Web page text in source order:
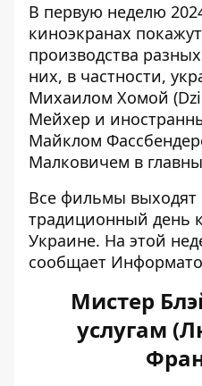
В первую неделю
киноэкранах
производства
них, в частности,
Михаилом Хомой (
Мейхер и
Майклом
Малковичем в
Все фильмы выходят
традиционный день
Украине. На этой
сообщает
Мистер
услугам